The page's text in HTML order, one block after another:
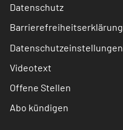
Datenschutz
Barrierefreiheitserklärung
Datenschutzeinstellungen
Videotext
Offene Stellen
Abo kündigen